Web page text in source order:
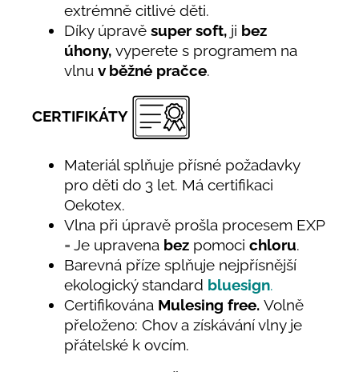
extrémně citlivé děti.
Díky úpravě super soft, ji bez
úhony, vyperete s programem na
vlnu v běžné pračce.
CERTIFIKÁTY
Materiál splňuje přísné požadavky
pro děti do 3 let. Má certifikaci
Oekotex.
Vlna při úpravě prošla procesem EXP
= Je upravena bez pomoci chloru.
Barevná příze splňuje nejpřísnější
ekologický standard bluesign.
Certifikována Mulesing free. Volně
přeloženo: Chov a získávání vlny je
přátelské k ovcím.